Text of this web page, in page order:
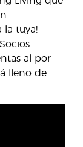
la tuya!
al por
lleno de